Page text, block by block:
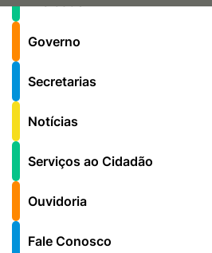
Governo
Secretarias
Notícias
Serviços ao Cidadão
Ouvidoria
Fale Conosco